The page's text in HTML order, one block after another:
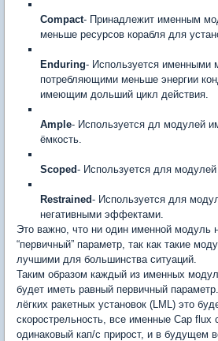
Compact- Принадлежит именным
меньше ресурсов корабля для
Enduring- Используется именными
потребляющими меньше энергии
имеющим дольший цикл действия.
Ample- Используется дл модулей
ёмкость.
Scoped- Используется для
Restrained- Используется для
негативными эффектами.
Это важно, что ни один именной модуль
“первичный” параметр, так как такие
лучшими для большинства ситуаций.
Таким образом каждый из именных
будет иметь равный первичный
лёгких ракетных установок (LML) это
скорострельность, все именные Cap flux
одинаковый кап/с прирост, и в будущем